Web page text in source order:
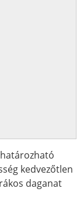
kedvezőtlen
daganat